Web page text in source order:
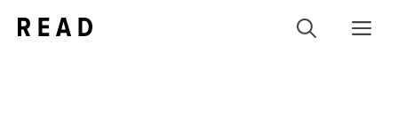
Inhalt